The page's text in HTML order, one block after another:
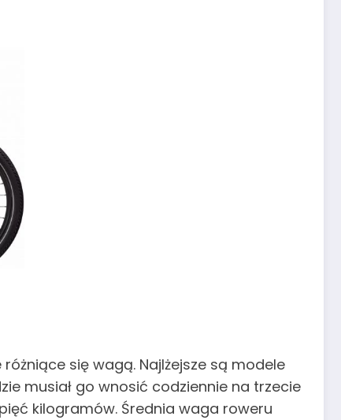
się wagą. Najlżejsze są modele
musiał go wnosić codziennie na trzecie
kilogramów. Średnia waga roweru